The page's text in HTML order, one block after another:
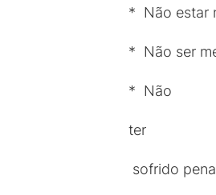
* Não estar
* Não ser
* Não
ter
sofrido